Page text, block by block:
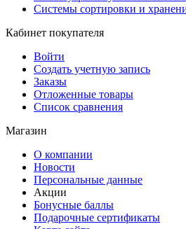
Системы сортировки и
Кабинет покупателя
Войти
Создать учетную запись
Заказы
Отложенные товары
Список сравнения
Магазин
О компании
Новости
Персональные данные
Акции
Бонусные баллы
Подарочные сертификаты